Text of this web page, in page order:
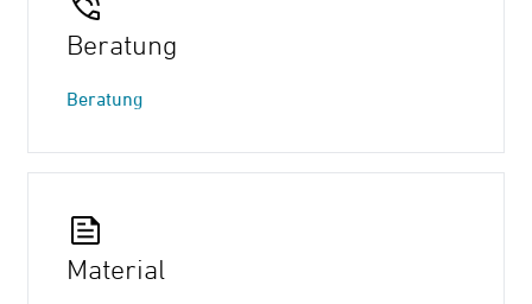
Beratung
Beratung
Material